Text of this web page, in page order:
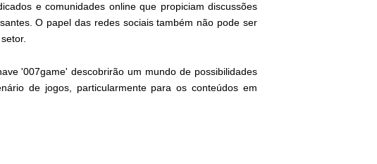
e comunidades online que propiciam discussões
O papel das redes sociais também não pode ser
'007game' descobrirão um mundo de possibilidades
de jogos, particularmente para os conteúdos em